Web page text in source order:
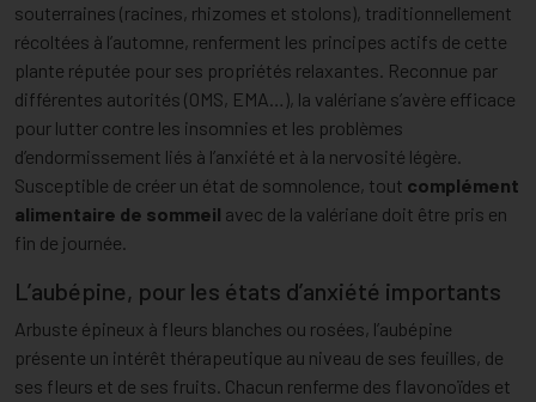
souterraines (racines, rhizomes et stolons), traditionnellement
récoltées à l’automne, renferment les principes actifs de cette
plante réputée pour ses propriétés relaxantes. Reconnue par
différentes autorités (OMS, EMA…), la valériane s’avère efficace
pour lutter contre les insomnies et les problèmes
d’endormissement liés à l’anxiété et à la nervosité légère.
Susceptible de créer un état de somnolence, tout complément
alimentaire de sommeil avec de la valériane doit être pris en
fin de journée.
L’aubépine, pour les états d’anxiété importants
Arbuste épineux à fleurs blanches ou rosées, l’aubépine
présente un intérêt thérapeutique au niveau de ses feuilles, de
ses fleurs et de ses fruits. Chacun renferme des flavonoïdes et